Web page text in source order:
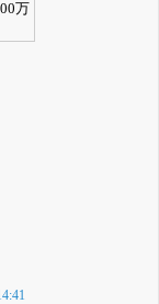
万